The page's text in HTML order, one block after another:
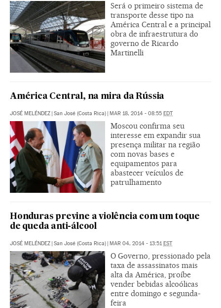
Será o primeiro sistema de
transporte desse tipo na
América Central e a principal
obra de infraestrutura do
governo de Ricardo
Martinelli
América Central, na mira da Rússia
JOSÉ MELÉNDEZ | San José (Costa Rica) | MAR 18, 2014 - 08:55 EDT
Moscou confirma seu
interesse em expandir sua
presença militar na região
com novas bases e
equipamentos para
abastecer veículos de
patrulhamento
Honduras previne a violência com um toque
de queda anti-álcool
JOSÉ MELÉNDEZ | San José (Costa Rica) | MAR 04, 2014 - 13:51 EST
O Governo, pressionado pela
taxa de assassinatos mais
alta da América, proíbe
vender bebidas alcoólicas
entre domingo e segunda-
feira